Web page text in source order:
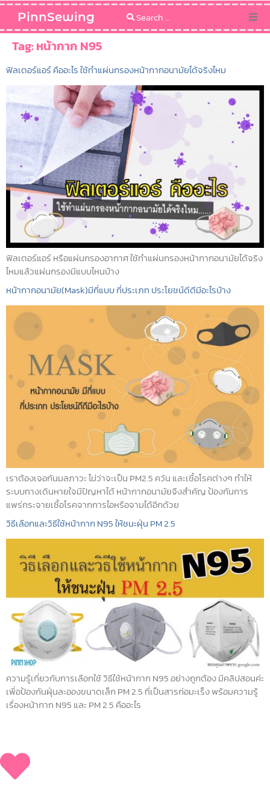
PinnSewing
Blog
Sewing Pattern
Tag:หน้ากาก N95
ฟิลเตอร์แอร์ คืออะไร ใช้ทำแผ่นกรองหน้ากากอนามัยได้จริงไหม
ฟิลเตอร์แอร์ หรือแผ่นกรองอากาศ ใช้ทำแผ่นกรองหน้ากากอนามัยได้จริง
ไหมแล้วแผ่นกรองมีแบบไหนบ้าง
หน้ากากอนามัย(Mask)มีกี่แบบ กี่ประเภท ประโยชน์ดีดีมีอะไรบ้าง
เราต้องเจอกันมลภาวะ ไม่ว่าจะเป็น PM2.5 ควัน และเชื้อโรคต่างๆ ทำให้
ระบบทางเดินหายใจมีปัญหาได้ หน้ากากอนามัยจึงสำคัญ ป้องกันการ
แพร่กระจายเชื้อโรคจากการไอหรือจามได้อีกด้วย
วิธีเลือกและวิธีใช้หน้ากาก N95 ให้ชนะฝุ่น PM 2.5
ความรู้เกี่ยวกับการเลือกใช้ วิธีใช้หน้ากาก N95 อย่างถูกต้อง มีคลิปสอนค่ะ
เพื่อป้องกันฝุ่นละอองขนาดเล็ก PM 2.5 ที่เป็นสารก่อมะเร็ง พร้อมความรู้
เรื่องหน้ากาก N95 และ PM 2.5 คืออะไร